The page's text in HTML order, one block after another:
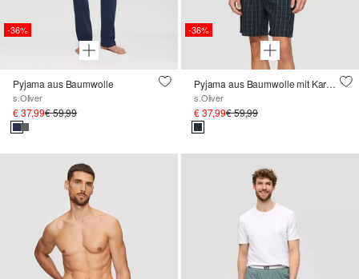
-36%
Pyjama aus Baumwolle
s.Oliver
€ 37,99€ 59,99
-36%
Pyjama aus Baumwolle mit Karomuster
s.Oliver
€ 37,99€ 59,99